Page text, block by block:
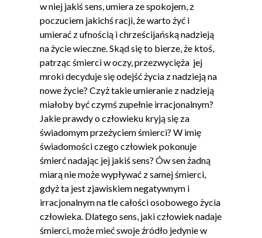
w niej jakiś sens, umiera ze spokojem, z
poczuciem jakichś racji, że warto żyć i
umierać z ufnością i chrześcijańską nadzieją
na życie wieczne. Skąd się to bierze, że ktoś,
patrząc śmierci w oczy, przezwycięża jej
mroki decyduje się odejść życia z nadzieją na
nowe życie? Czyż takie umieranie z nadzieją
miałoby być czymś zupełnie irracjonalnym?
Jakie prawdy o człowieku kryją się za
świadomym przeżyciem śmierci? W imię
świadomości czego człowiek pokonuje
śmierć nadając jej jakiś sens? Ów sen żadną
miarą nie może wypływać z samej śmierci,
gdyż ta jest zjawiskiem negatywnym i
irracjonalnym na tle całości osobowego życia
człowieka. Dlatego sens, jaki człowiek nadaje
śmierci, może mieć swoje źródło jedynie w